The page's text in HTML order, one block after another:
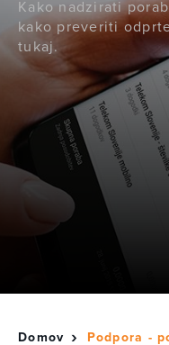
Kako nadzirati
kako preveriti
tukaj.
Domov Podpora -